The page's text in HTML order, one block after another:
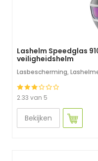
Lashelm Speedglas
veiligheidshelm
Lasbescherming,
2.33 van 5
Bekijken